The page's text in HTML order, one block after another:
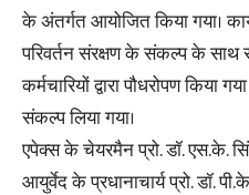
के अंतर्गत आयोजित किया गया।
परिवर्तन संरक्षण के संकल्प के साथ
कर्मचारियों द्वारा पौधरोपण किया
संकल्प लिया गया।
एपेक्स के चेयरमैन प्रो. डॉ. एस.के.
आयुर्वेद के प्रधानाचार्य प्रो. डॉ.